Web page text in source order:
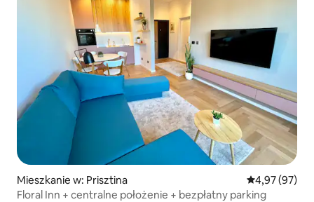
Mieszkanie w: Prisztina Średnia
4,97 (97)
Floral Inn + centralne położenie + bezpłatny parking